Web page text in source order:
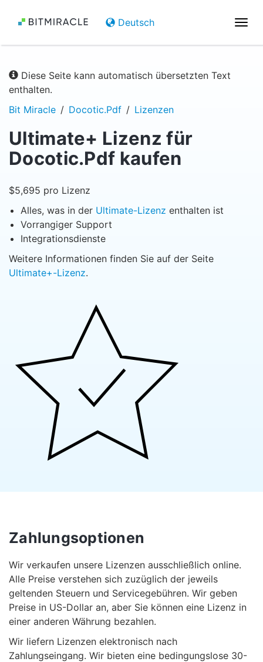
Deutsch
Diese Seite kann automatisch übersetzten Text
enthalten.
Bit Miracle
Docotic.Pdf Lizenzen
Ultimate+ Lizenz für
Docotic.Pdf kaufen
$5,695 pro Lizenz
Alles, was in der Ultimate-Lizenz enthalten ist
Vorrangiger Support
Integrationsdienste
Weitere Informationen finden Sie auf der Seite
Ultimate+-Lizenz.
Zahlungsoptionen
Wir verkaufen unsere Lizenzen ausschließlich online.
Alle Preise verstehen sich zuzüglich der jeweils
geltenden Steuern und Servicegebühren. Wir geben
Preise in US-Dollar an, aber Sie können eine Lizenz in
einer anderen Währung bezahlen.
Wir liefern Lizenzen elektronisch nach
Zahlungseingang. Wir bieten eine bedingungslose 30-